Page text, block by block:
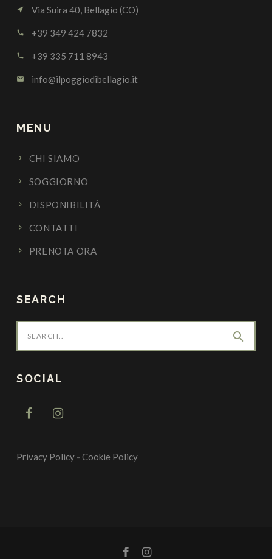
near_me Via Suira 40, Bellagio (CO)
call +39 349 424 7832
call +39 335 711 8943
email info@ilpoggiodibellagio.it
MENU
CHI SIAMO
SOGGIORNO
DISPONIBILITÀ
CONTATTI
PRENOTA ORA
SEARCH
search
SOCIAL
Privacy Policy- Cookie Policy